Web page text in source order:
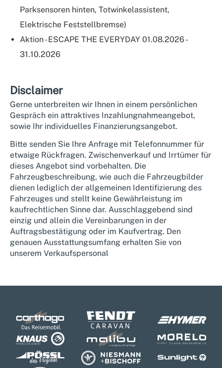
Parksensoren hinten, Totwinkelassistent,
Elektrische Feststellbremse)
Aktion - ESCAPE THE EVERYDAY 01.08.2026 -
31.10.2026
Disclaimer
Gerne unterbreiten wir Ihnen in einem persönlichen
Gespräch ein attraktives Inzahlungnahmeangebot,
sowie Ihr individuelles Finanzierungsangebot.
Bitte senden Sie Ihre Anfrage mit Telefonnummer für
etwaige Rückfragen. Zwischenverkauf und Irrtümer für
dieses Angebot sind vorbehalten. Die
Fahrzeugbeschreibung, wie auch die Fahrzeugbilder
dienen lediglich der allgemeinen Identifizierung des
Fahrzeuges und stellt keine Gewährleistung im
kaufrechtlichen Sinne dar. Ausschlaggebend sind
einzig und allein die Vereinbarungen in der
Auftragsbestätigung oder im Kaufvertrag. Den
genauen Ausstattungsumfang erhalten Sie von
unserem Verkaufspersonal